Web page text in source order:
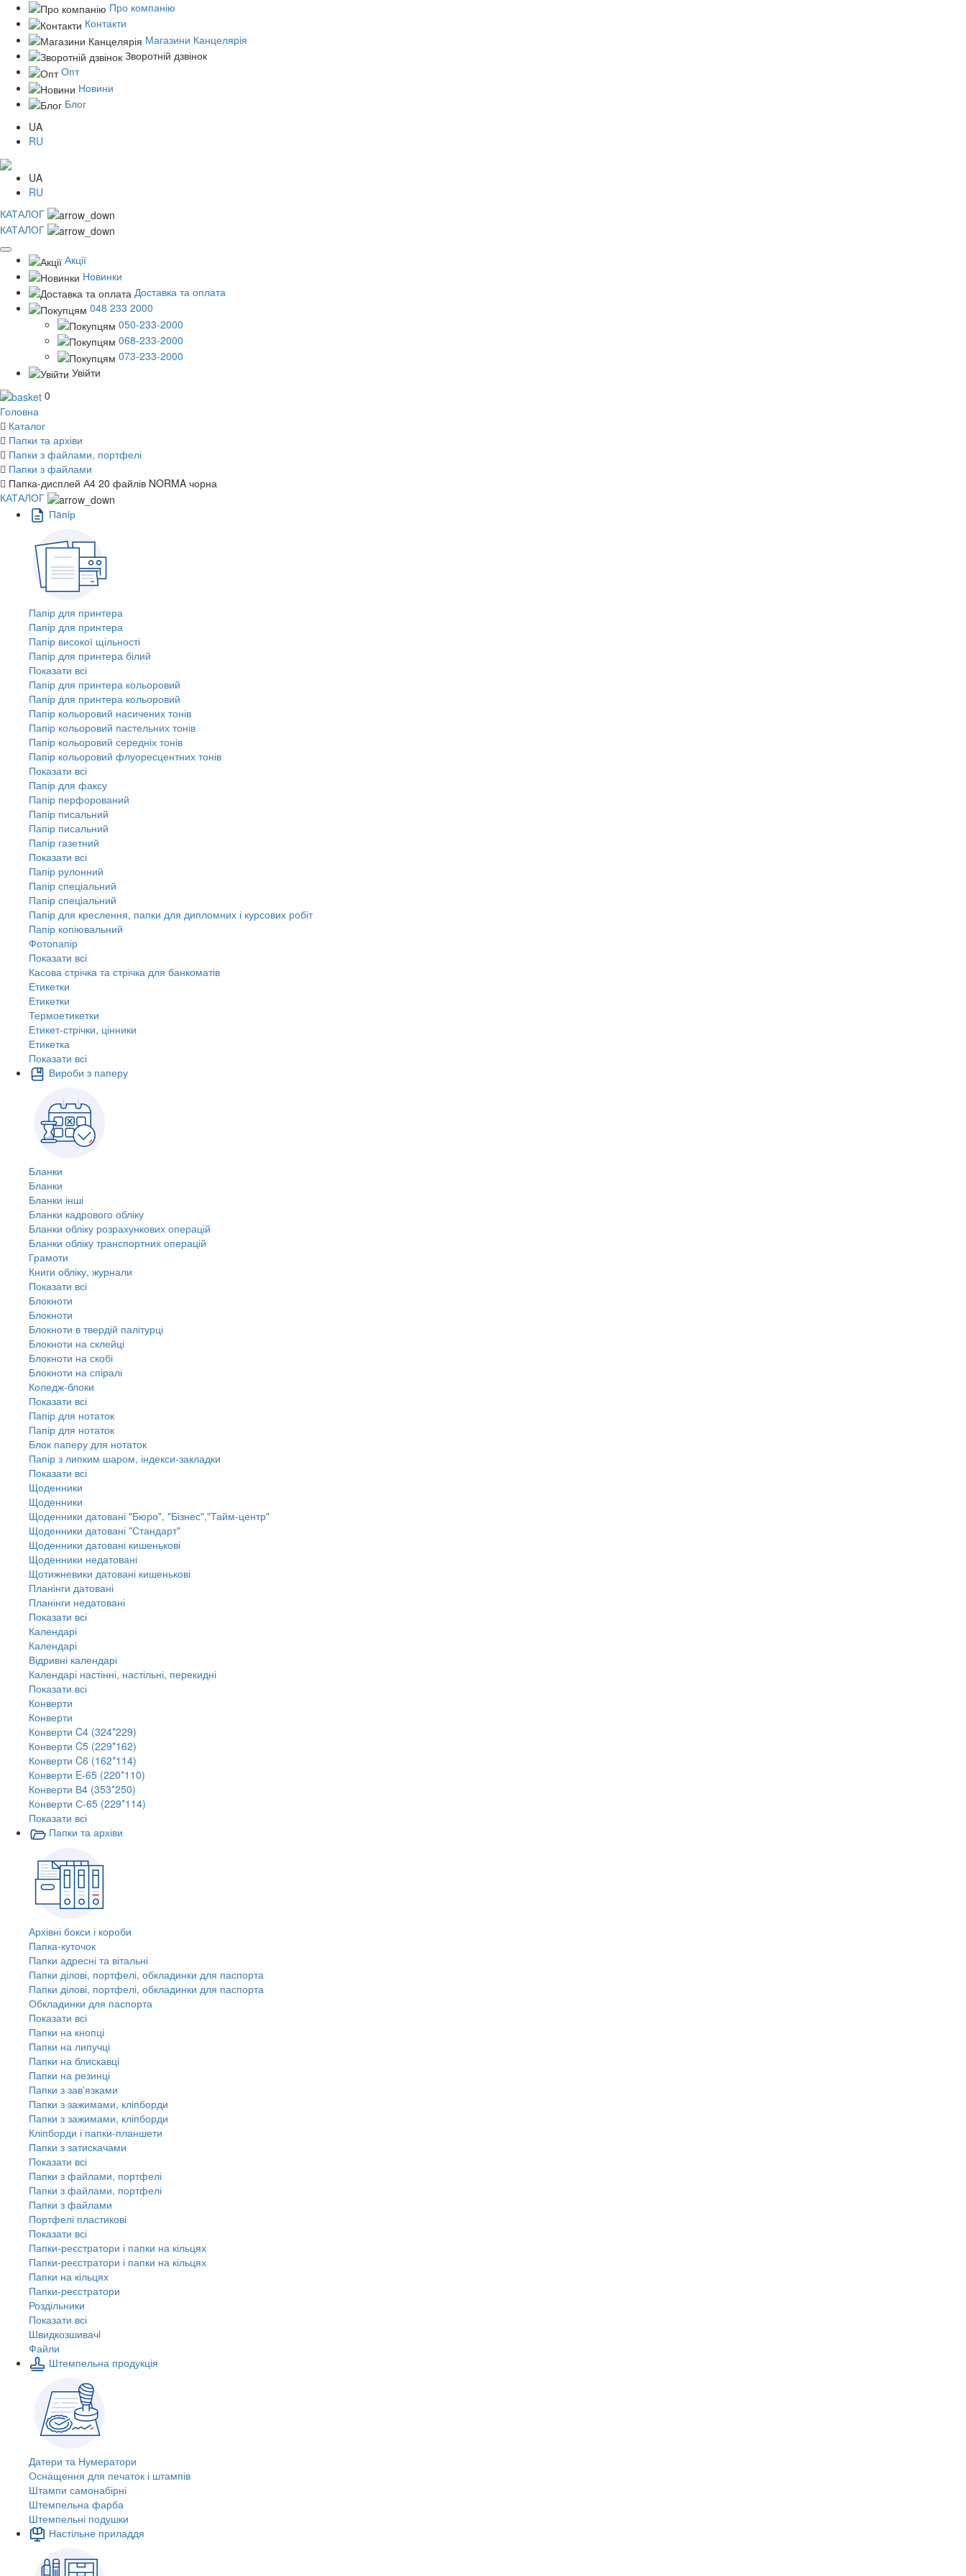
Про компанію
Контакти
Магазини Канцелярія
Зворотній дзвінок
Опт
Новини
Блог
UA
RU
UA
RU
КАТАЛОГ
КАТАЛОГ
Акції
Новинки
Доставка та оплата
048 233 2000
050-233-2000
068-233-2000
073-233-2000
Увійти
0
Головна
Каталог
Папки та архіви
Папки з файлами, портфелі
Папки з файлами
Папка-дисплей А4 20 файлів NORMA чорна
КАТАЛОГ
Пaпiр
Папір для принтера
Папір для принтера
Папір високої щільності
Папір для принтера білий
Показати всі
Папір для принтера кольоровий
Папір для принтера кольоровий
Папір кольоровий насичених тонів
Папір кольоровий пастельних тонів
Папір кольоровий середніх тонів
Папір кольоровий флуоресцентних тонів
Показати всі
Папір для факсу
Папір перфорований
Папір писальний
Папір писальний
Папір газетний
Показати всі
Папір рулонний
Папір спеціальний
Папір спеціальний
Папір для креслення, папки для дипломних і курсових робіт
Папір копіювальний
Фотопапір
Показати всі
Касова стрічка та стрічка для банкоматів
Етикетки
Етикетки
Термоетикетки
Етикет-стрічки, цінники
Етикетка
Показати всі
Вироби з паперу
Бланки
Бланки
Бланки інші
Бланки кадрового обліку
Бланки обліку розрахункових операцій
Бланки обліку транспортних операцій
Грамоти
Книги обліку, журнали
Показати всі
Блокноти
Блокноти
Блокноти в твердій палітурці
Блокноти на склейці
Блокноти на скобі
Блокноти на спіралі
Коледж-блоки
Показати всі
Папір для нотаток
Папір для нотаток
Блок паперу для нотаток
Папір з липким шаром, індекси-закладки
Показати всі
Щоденники
Щоденники
Щоденники датовані "Бюро", "Бізнес","Тайм-центр"
Щоденники датовані "Стандарт"
Щоденники датовані кишенькові
Щоденники недатовані
Щотижневики датовані кишенькові
Планінги датовані
Планінги недатовані
Показати всі
Календарі
Календарі
Відривні календарі
Календарі настінні, настільні, перекидні
Показати всі
Конверти
Конверти
Конверти C4 (324*229)
Конверти C5 (229*162)
Конверти C6 (162*114)
Конверти E-65 (220*110)
Конверти В4 (353*250)
Конверти С-65 (229*114)
Показати всі
Папки та архіви
Архівні бокси і короби
Папка-куточок
Папки адресні та вітальні
Папки ділові, портфелі, обкладинки для паспорта
Папки ділові, портфелі, обкладинки для паспорта
Обкладинки для паспорта
Показати всі
Папки на кнопці
Папки на липучці
Папки на блискавці
Папки на резинці
Папки з зав'язками
Папки з зажимами, кліпборди
Папки з зажимами, кліпборди
Кліпборди і папки-планшети
Папки з затискачами
Показати всі
Папки з файлами, портфелі
Папки з файлами, портфелі
Папки з файлами
Портфелі пластикові
Показати всі
Папки-реєстратори і папки на кільцях
Папки-реєстратори і папки на кільцях
Папки на кільцях
Папки-реєстратори
Роздільники
Показати всі
Швидкозшивачi
Файли
Штемпельна продукція
Датери та Нумератори
Оснащення для печаток і штампів
Штампи самонабірні
Штемпельна фарба
Штемпельні подушки
Настільне приладдя